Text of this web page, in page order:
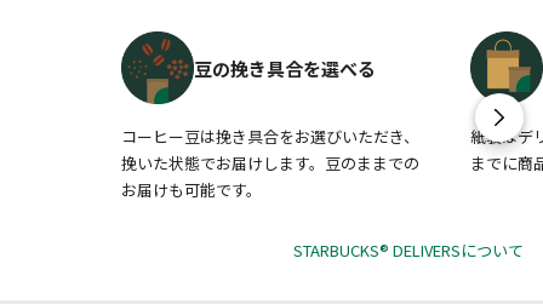
豆の挽き具合を選べる
コーヒー豆は挽き具合をお選びいただき、
挽いた状態でお届けします。豆のままでの
お届けも可能です。
紙袋はデ
までに商
STARBUCKS® DELIVERSについて